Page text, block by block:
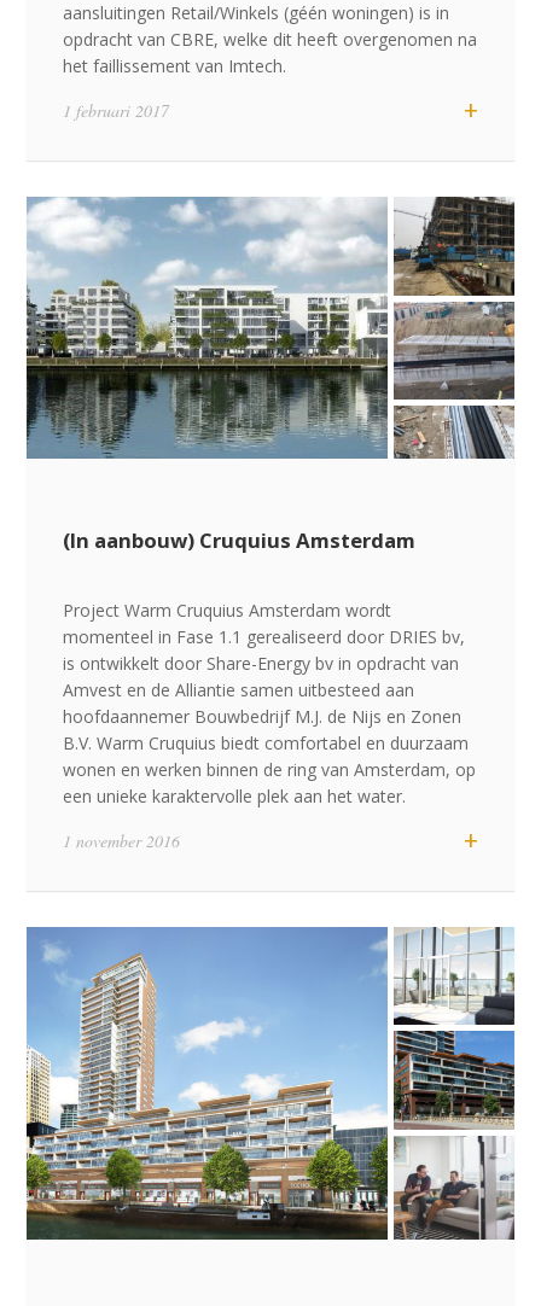
aansluitingen Retail/Winkels (géén woningen) is in
opdracht van CBRE, welke dit heeft overgenomen na
het faillissement van Imtech.
+
1 februari 2017
(In aanbouw) Cruquius Amsterdam
Project Warm Cruquius Amsterdam wordt
momenteel in Fase 1.1 gerealiseerd door DRIES bv,
is ontwikkelt door Share-Energy bv in opdracht van
Amvest en de Alliantie samen uitbesteed aan
hoofdaannemer Bouwbedrijf M.J. de Nijs en Zonen
B.V. Warm Cruquius biedt comfortabel en duurzaam
wonen en werken binnen de ring van Amsterdam, op
een unieke karaktervolle plek aan het water.
+
1 november 2016